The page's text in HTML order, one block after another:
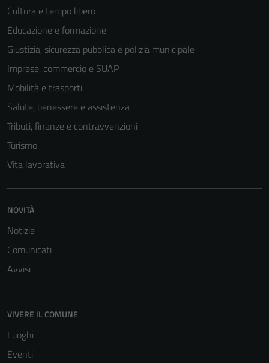
Cultura e tempo libero
Educazione e formazione
Giustizia, sicurezza pubblica e polizia municipale
Imprese, commercio e SUAP
Mobilità e trasporti
Salute, benessere e assistenza
Tributi, finanze e contravvenzioni
Turismo
Vita lavorativa
NOVITÀ
Notizie
Comunicati
Avvisi
VIVERE IL COMUNE
Luoghi
Eventi
personali.